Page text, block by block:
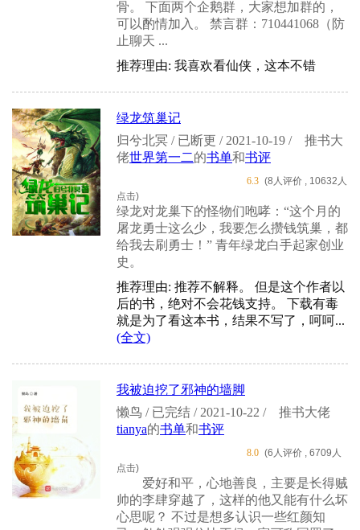
骨。 下面两个企鹅群，大家想加群的，
可以酌情加入。 禁言群：710441068（防
止聊天 ...
推荐理由: 我喜欢看仙侠，这本不错
绿龙筑巢记
归兮北冥 / 已断更 / 2021-10-19 /
推书大
佬世界第一二的书单和书评
6.3 (8人评价 , 10632人
点击)
绿龙对龙巢下的怪物们咆哮：“这个月的
屠龙勇士这么少，我要怎么攒钱筑巢，都
给我去刷勇士！” 青年绿龙白手起家创业
史。
推荐理由: 推荐不解释。 但是这个作者以
后的书，绝对不会花钱支持。 下载有毒
就是为了看这本书，结果不写了，呵呵...
(全文)
我被迫挖了邪神的墙脚
懒鸟 / 已完结 / 2021-10-22 /
推书大佬
tianya的书单和书评
8.0 (6人评价 , 6709人
点击)
爱好和平，心地善良，主要是长得贼
帅的李肆穿越了，这样的他又能有什么坏
心思呢？ 不过是想多认识一些红颜知